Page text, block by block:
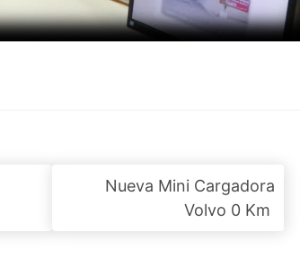
Nueva Mini Cargadora
Volvo 0 Km